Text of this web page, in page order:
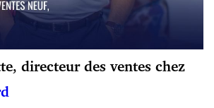
directeur des ventes chez